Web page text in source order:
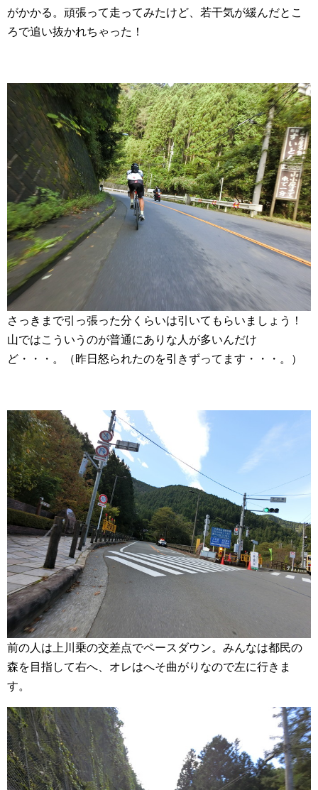
がかかる。頑張って走ってみたけど、若干気が緩んだとこ
ろで追い抜かれちゃった！
さっきまで引っ張った分くらいは引いてもらいましょう！
山ではこういうのが普通にありな人が多いんだけ
ど・・・。（昨日怒られたのを引きずってます・・・。）
前の人は上川乗の交差点でペースダウン。みんなは都民の
森を目指して右へ、オレはへそ曲がりなので左に行きま
す。